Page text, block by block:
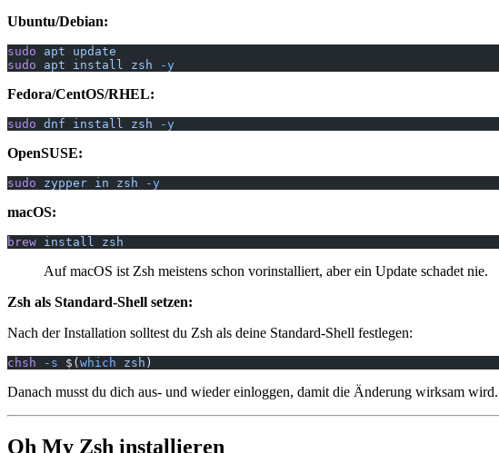
Ubuntu/Debian:
sudo apt update
sudo apt install zsh -y
Fedora/CentOS/RHEL:
sudo dnf install zsh -y
OpenSUSE:
sudo zypper in zsh -y
macOS:
brew install zsh
Auf macOS ist Zsh meistens schon vorinstalliert, aber ein Update schadet nie.
Zsh als Standard-Shell setzen:
Nach der Installation solltest du Zsh als deine Standard-Shell festlegen:
chsh -s $( which zsh )
Danach musst du dich aus- und wieder einloggen, damit die Änderung wirksam wird.
Oh My Zsh installieren